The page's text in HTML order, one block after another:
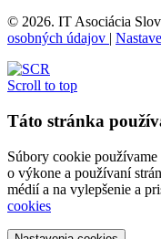
© 2026. IT Asociácia
osobných údajov |
Scroll to top
Táto stránka
Súbory cookie
o výkone a používaní
médií a na vylepšenie a
cookies